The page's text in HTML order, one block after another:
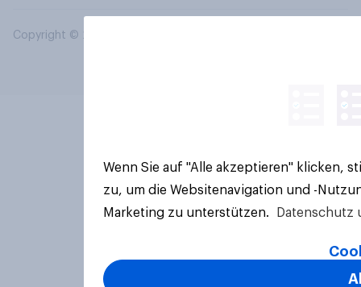
Copyright © 2026 YouGov PLC. Alle Rechte vorbehalten.
Wenn Sie auf "Alle akzeptieren" klicken,
zu, um die Websitenavigation und -
Marketing zu unterstützen.
Datenschutz